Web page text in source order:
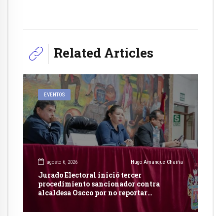
Related Articles
EVENTOS
agosto 6, 2026 Hugo Amanque Chaiña
Jurado Electoral inició tercer
procedimiento sancionador contra
alcaldesa Oscco por no reportar